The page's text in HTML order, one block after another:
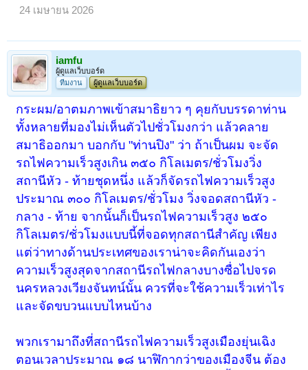
24 เมษายน 2026
iamfu
ผู้ดูแลเว็บบอร์ด
ทีมงาน
ผู้ดูแลเว็บบอร์ด
กระผม/อาตมภาพเข้าสมาธิยาว ๆ คุยกับบรรดาท่าน
ทั้งหลายที่มองไม่เห็นตัวไปชั่วโมงกว่า แล้วคลาย
สมาธิออกมา บอกกับ "ท่านปิง" ว่า ถ้าเป็นผม จะจัด
รถไฟความเร็วสูงเกิน ๓๕๐ กิโลเมตร/ชั่วโมงวิ่ง
สถานีหัว - ท้ายชุดหนึ่ง แล้วก็จัดรถไฟความเร็วสูง
ประมาณ ๓๐๐ กิโลเมตร/ชั่วโมง วิ่งจอดสถานีหัว -
กลาง - ท้าย จากนั้นก็เป็นรถไฟความเร็วสูง ๒๕๐
กิโลเมตร/ชั่วโมงแบบนี้ที่จอดทุกสถานีสำคัญ เพียง
แต่ว่าทางด้านประเทศของเราน่าจะคิดกันเองว่า
ความเร็วสูงสุดจากสถานีรถไฟกลางบางซื่อไปจรด
นครหลวงเวียงจันทน์นั้น ควรที่จะใช้ความเร็วเท่าไร
และจัดขบวนแบบไหนบ้าง
พวกเรามาถึงที่สถานีรถไฟความเร็วสูงเมืองยุ่นเฉิง
ตอนเวลาประมาณ ๑๘ นาฬิกากว่าของเมืองจีน ต้อง